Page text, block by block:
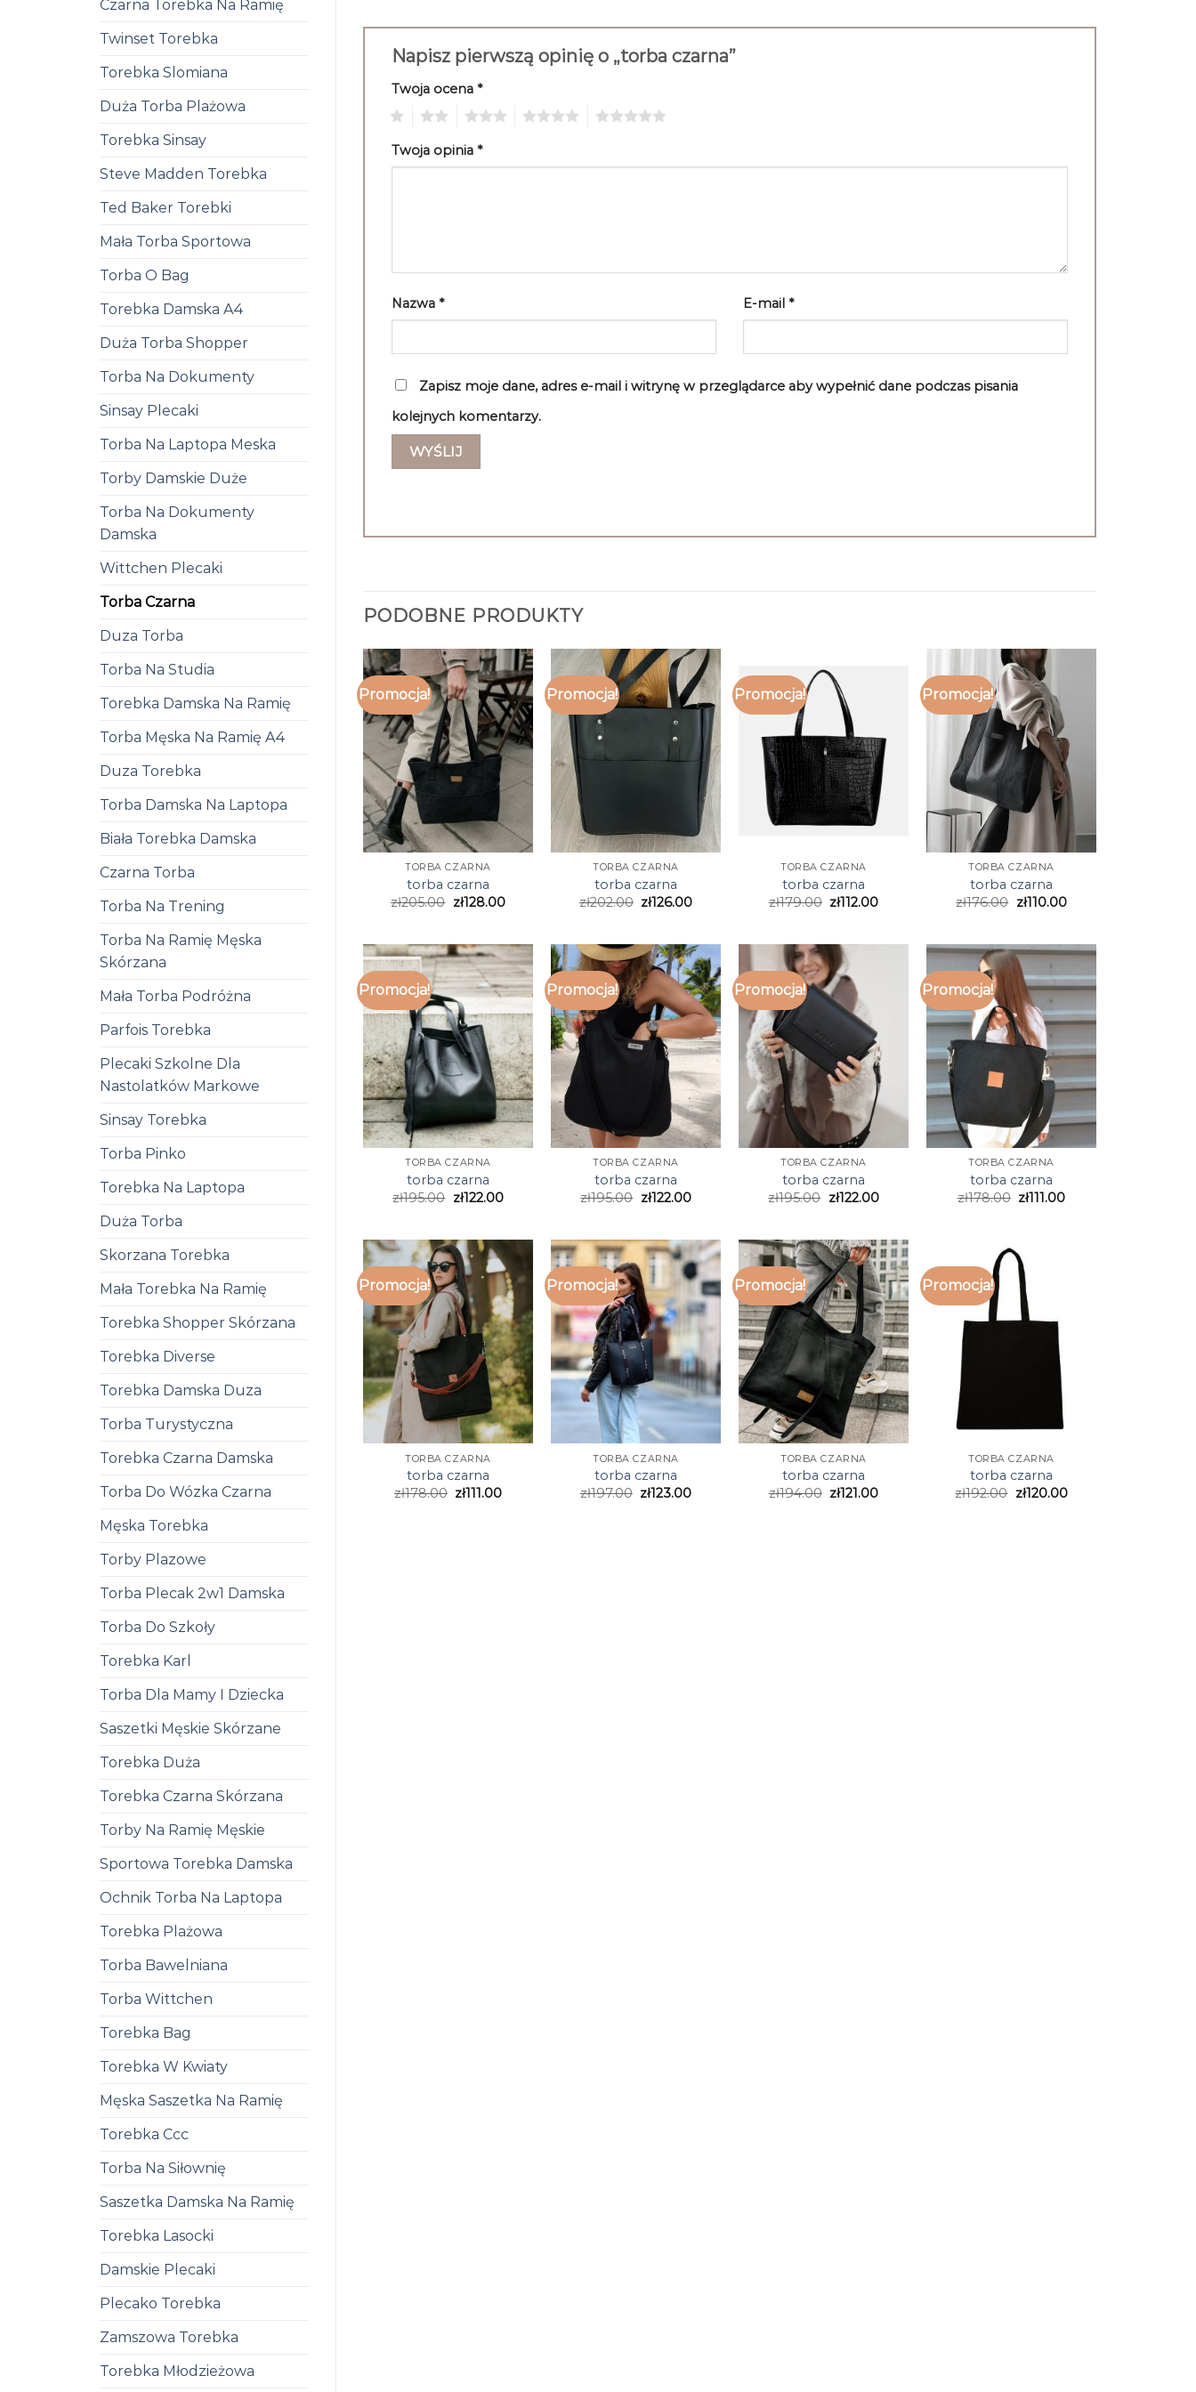
Czarna Torebka Na Ramię
Twinset Torebka
Torebka Slomiana
Duża Torba Plażowa
Torebka Sinsay
Steve Madden Torebka
Ted Baker Torebki
Mała Torba Sportowa
Torba O Bag
Torebka Damska A4
Duża Torba Shopper
Torba Na Dokumenty
Sinsay Plecaki
Torba Na Laptopa Meska
Torby Damskie Duże
Torba Na Dokumenty
Damska
Wittchen Plecaki
Torba Czarna
Duza Torba
Torba Na Studia
Torebka Damska Na Ramię
Torba Męska Na Ramię A4
Duza Torebka
Torba Damska Na Laptopa
Biała Torebka Damska
Czarna Torba
Torba Na Trening
Torba Na Ramię Męska
Skórzana
Mała Torba Podróżna
Parfois Torebka
Plecaki Szkolne Dla
Nastolatków Markowe
Sinsay Torebka
Torba Pinko
Torebka Na Laptopa
Duża Torba
Skorzana Torebka
Mała Torebka Na Ramię
Torebka Shopper Skórzana
Torebka Diverse
Torebka Damska Duza
Torba Turystyczna
Torebka Czarna Damska
Torba Do Wózka Czarna
Męska Torebka
Torby Plazowe
Torba Plecak 2w1 Damska
Torba Do Szkoły
Torebka Karl
Torba Dla Mamy I Dziecka
Saszetki Męskie Skórzane
Torebka Duża
Torebka Czarna Skórzana
Torby Na Ramię Męskie
Sportowa Torebka Damska
Ochnik Torba Na Laptopa
Torebka Plażowa
Torba Bawelniana
Torba Wittchen
Torebka Bag
Torebka W Kwiaty
Męska Saszetka Na Ramię
Torebka Ccc
Torba Na Siłownię
Saszetka Damska Na Ramię
Torebka Lasocki
Damskie Plecaki
Plecako Torebka
Zamszowa Torebka
Torebka Młodzieżowa
Napisz pierwszą opinię o „torba czarna”
Twoja ocena *
Twoja opinia *
Nazwa * E-mail *
Zapisz moje dane, adres e-mail i witrynę w przeglądarce aby wypełnić dane podczas pisania
kolejnych komentarzy.
PODOBNE PRODUKTY
Promocja!
TORBA CZARNA
torba czarna
zł205.00 zł128.00
Promocja!
TORBA CZARNA
torba czarna
zł202.00 zł126.00
Promocja!
TORBA CZARNA
torba czarna
zł179.00 zł112.00
Promocja!
TORBA CZARNA
torba czarna
zł176.00 zł110.00
Promocja!
TORBA CZARNA
torba czarna
zł195.00 zł122.00
Promocja!
TORBA CZARNA
torba czarna
zł195.00 zł122.00
Promocja!
TORBA CZARNA
torba czarna
zł195.00 zł122.00
Promocja!
TORBA CZARNA
torba czarna
zł178.00 zł111.00
Promocja!
TORBA CZARNA
torba czarna
zł178.00 zł111.00
Promocja!
TORBA CZARNA
torba czarna
zł197.00 zł123.00
Promocja!
TORBA CZARNA
torba czarna
zł194.00 zł121.00
Promocja!
TORBA CZARNA
torba czarna
zł192.00 zł120.00